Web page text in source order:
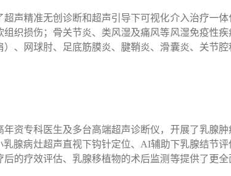
声精准无创诊断和超声引导下可视化介入治疗一
织损伤；骨关节炎、类风湿及痛风等风湿免疫性
、网球肘、足底筋膜炎、腱鞘炎、滑囊炎、关节
资专科医生及多台高端超声诊断仪，开展了乳腺
腺病灶超声直视下钩针定位、 AI辅助下乳腺结节
的疗效评估、乳腺移植物的术后监测等提供了更